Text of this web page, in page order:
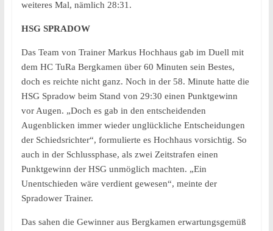
weiteres Mal, nämlich 28:31.
HSG SPRADOW
Das Team von Trainer Markus Hochhaus gab im Duell mit
dem HC TuRa Bergkamen über 60 Minuten sein Bestes,
doch es reichte nicht ganz. Noch in der 58. Minute hatte die
HSG Spradow beim Stand von 29:30 einen Punktgewinn
vor Augen. „Doch es gab in den entscheidenden
Augenblicken immer wieder unglückliche Entscheidungen
der Schiedsrichter“, formulierte es Hochhaus vorsichtig. So
auch in der Schlussphase, als zwei Zeitstrafen einen
Punktgewinn der HSG unmöglich machten. „Ein
Unentschieden wäre verdient gewesen“, meinte der
Spradower Trainer.
Das sahen die Gewinner aus Bergkamen erwartungsgemüß